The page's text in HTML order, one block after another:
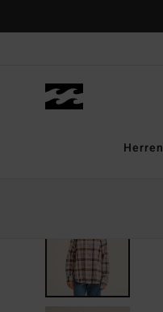
Herren